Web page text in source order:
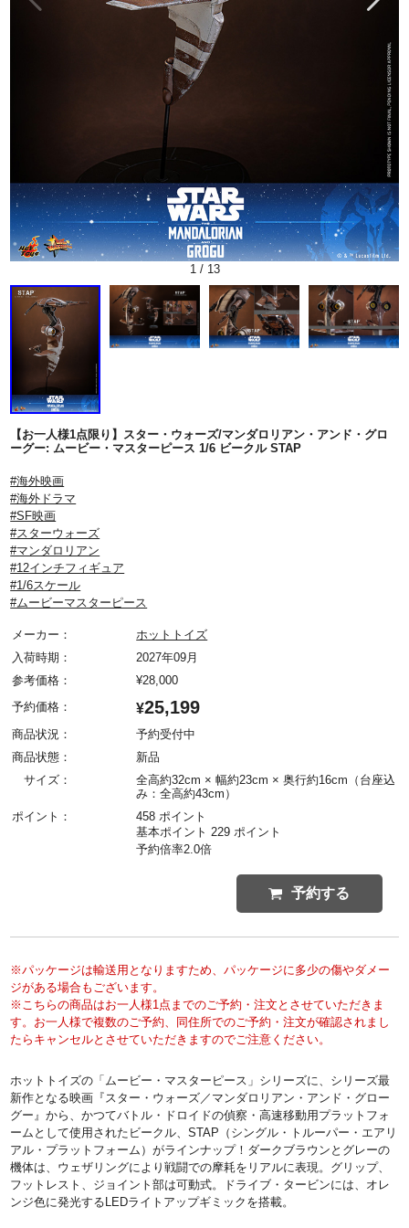
1 / 13
【お一人様1点限り】スター・ウォーズ/マンダロリアン・アンド・グロ
ーグー: ムービー・マスターピース 1/6 ビークル STAP
#海外映画
#海外ドラマ
#SF映画
#スターウォーズ
#マンダロリアン
#12インチフィギュア
#1/6スケール
#ムービーマスターピース
メーカー：
ホットトイズ
入荷時期：
2027年09月
参考価格：
¥28,000
予約価格：
¥25,199
商品状況：
予約受付中
商品状態：
新品
サイズ：
全高約32cm × 幅約23cm × 奥行約16cm（台座込
み：全高約43cm）
ポイント：
458 ポイント
基本ポイント 229 ポイント
予約倍率2.0倍
予約する
※パッケージは輸送用となりますため、パッケージに多少の傷やダメー
ジがある場合もございます。
※こちらの商品はお一人様1点までのご予約・注文とさせていただきま
す。お一人様で複数のご予約、同住所でのご予約・注文が確認されまし
たらキャンセルとさせていただきますのでご注意ください。
ホットトイズの「ムービー・マスターピース」シリーズに、シリーズ最
新作となる映画『スター・ウォーズ／マンダロリアン・アンド・グロー
グー』から、かつてバトル・ドロイドの偵察・高速移動用プラットフォ
ームとして使用されたビークル、STAP（シングル・トルーパー・エアリ
アル・プラットフォーム）がラインナップ！ダークブラウンとグレーの
機体は、ウェザリングにより戦闘での摩耗をリアルに表現。グリップ、
フットレスト、ジョイント部は可動式。ドライブ・タービンには、オレ
ンジ色に発光するLEDライトアップギミックを搭載。